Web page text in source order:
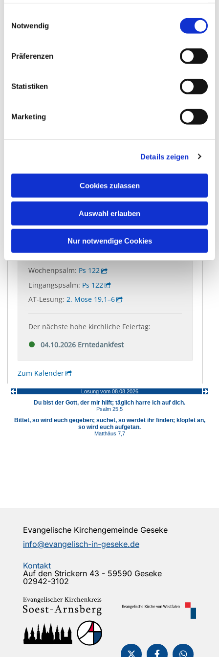
Notwendig
Präferenzen
Statistiken
Marketing
Details zeigen
Cookies zulassen
Auswahl erlauben
Nur notwendige Cookies
Evangelische Kirchengemeinde Geseke
info@evangelisch-in-geseke.de
Kontakt
Auf den Strickern 43 - 59590 Geseke
02942-3102